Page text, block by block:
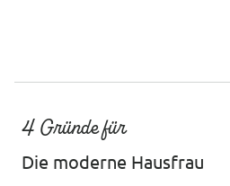
4 Gründe für
Die moderne Hausfrau